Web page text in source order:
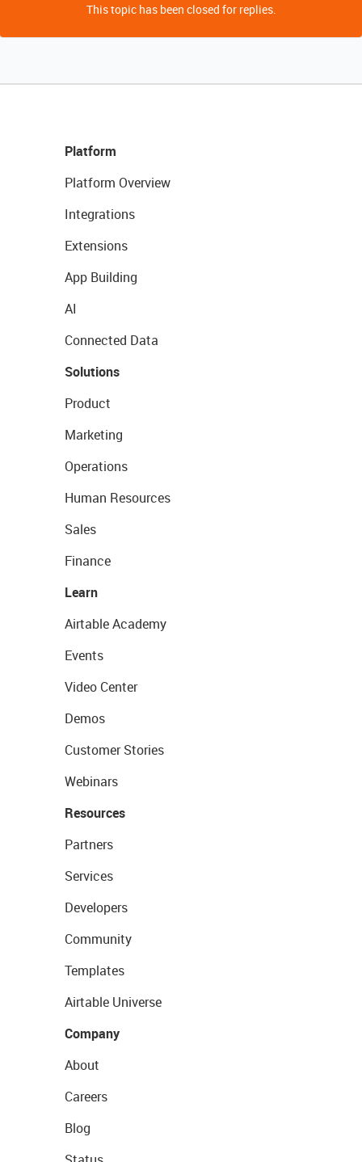
This topic has been closed for replies.
Platform
Platform Overview
Integrations
Extensions
App Building
AI
Connected Data
Solutions
Product
Marketing
Operations
Human Resources
Sales
Finance
Learn
Airtable Academy
Events
Video Center
Demos
Customer Stories
Webinars
Resources
Partners
Services
Developers
Community
Templates
Airtable Universe
Company
About
Careers
Blog